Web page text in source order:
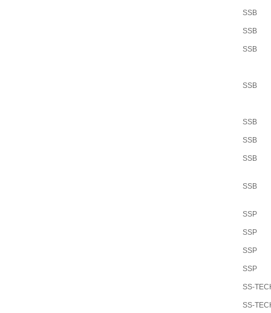
SSB
SSB
SSB
SSB
SSB
SSB
SSB
SSB
SSP
SSP
SSP
SSP
SS-
SS-